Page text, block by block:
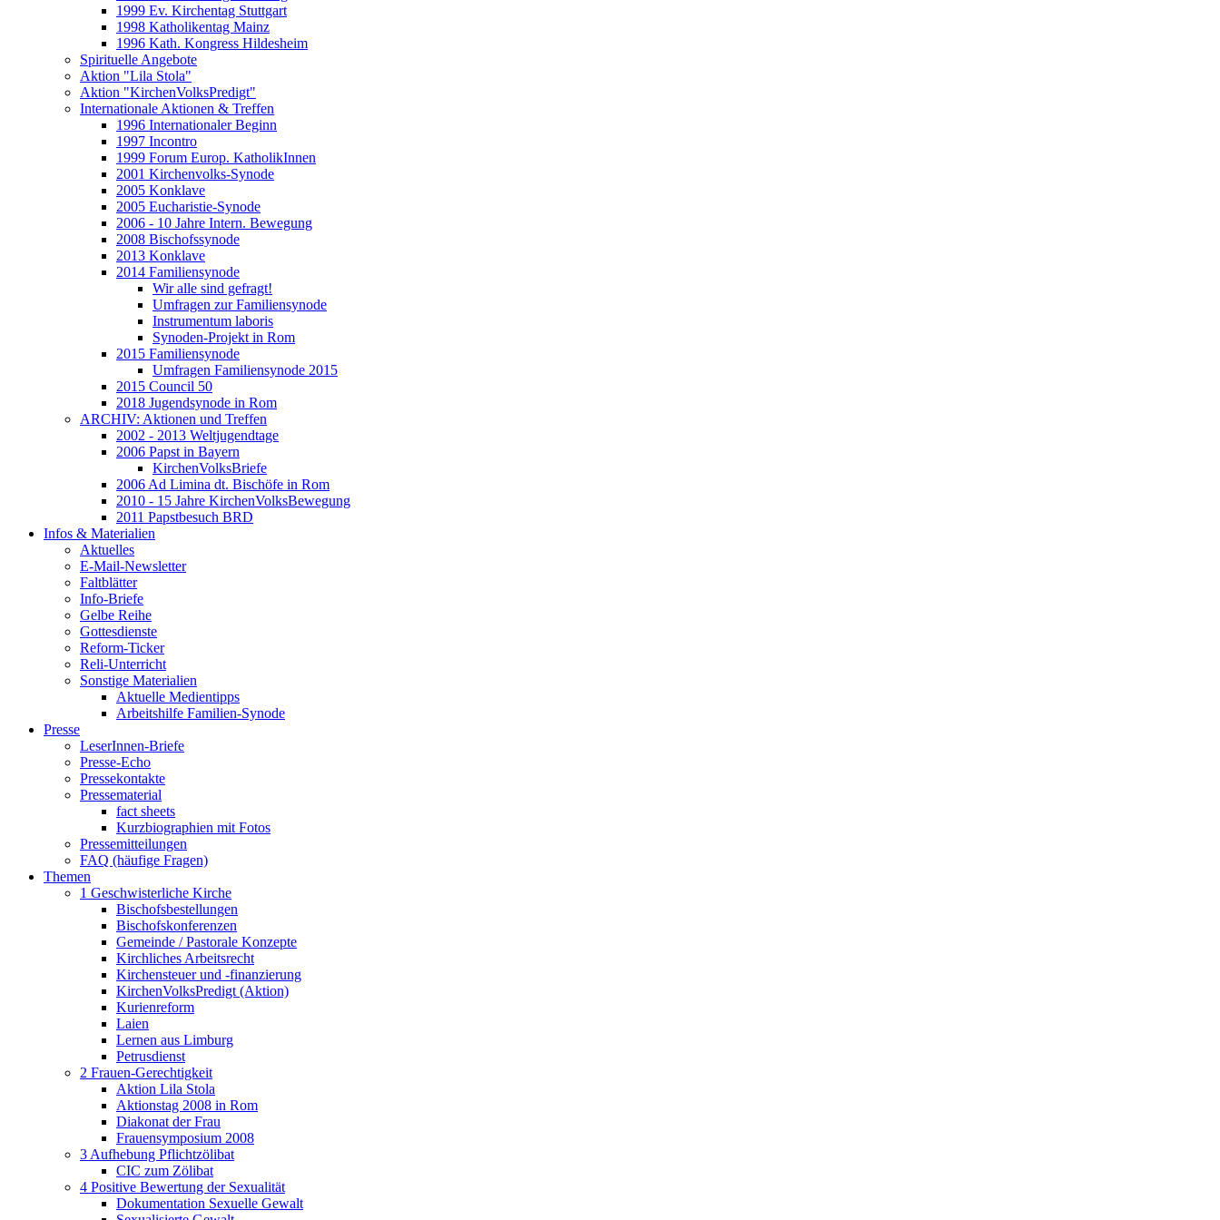
1999 Ev. Kirchentag Stuttgart
1998 Katholikentag Mainz
1996 Kath. Kongress Hildesheim
Spirituelle Angebote
Aktion "Lila Stola"
Aktion "KirchenVolksPredigt"
Internationale Aktionen & Treffen
1996 Internationaler Beginn
1997 Incontro
1999 Forum Europ. KatholikInnen
2001 Kirchenvolks-Synode
2005 Konklave
2005 Eucharistie-Synode
2006 - 10 Jahre Intern. Bewegung
2008 Bischofssynode
2013 Konklave
2014 Familiensynode
Wir alle sind gefragt!
Umfragen zur Familiensynode
Instrumentum laboris
Synoden-Projekt in Rom
2015 Familiensynode
Umfragen Familiensynode 2015
2015 Council 50
2018 Jugendsynode in Rom
ARCHIV: Aktionen und Treffen
2002 - 2013 Weltjugendtage
2006 Papst in Bayern
KirchenVolksBriefe
2006 Ad Limina dt. Bischöfe in Rom
2010 - 15 Jahre KirchenVolksBewegung
2011 Papstbesuch BRD
Infos & Materialien
Aktuelles
E-Mail-Newsletter
Faltblätter
Info-Briefe
Gelbe Reihe
Gottesdienste
Reform-Ticker
Reli-Unterricht
Sonstige Materialien
Aktuelle Medientipps
Arbeitshilfe Familien-Synode
Presse
LeserInnen-Briefe
Presse-Echo
Pressekontakte
Pressematerial
fact sheets
Kurzbiographien mit Fotos
Pressemitteilungen
FAQ (häufige Fragen)
Themen
1 Geschwisterliche Kirche
Bischofsbestellungen
Bischofskonferenzen
Gemeinde / Pastorale Konzepte
Kirchliches Arbeitsrecht
Kirchensteuer und -finanzierung
KirchenVolksPredigt (Aktion)
Kurienreform
Laien
Lernen aus Limburg
Petrusdienst
2 Frauen-Gerechtigkeit
Aktion Lila Stola
Aktionstag 2008 in Rom
Diakonat der Frau
Frauensymposium 2008
3 Aufhebung Pflichtzölibat
CIC zum Zölibat
4 Positive Bewertung der Sexualität
Dokumentation Sexuelle Gewalt